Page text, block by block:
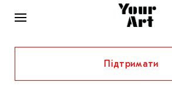
НОВИНИ
Підтримати